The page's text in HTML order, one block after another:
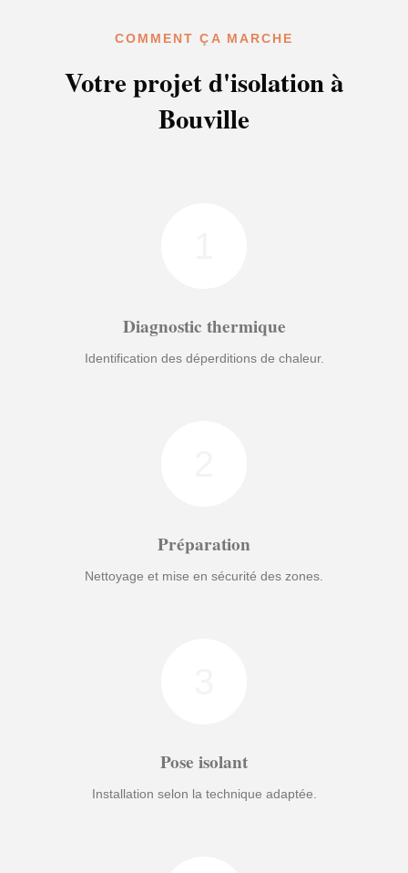
COMMENT ÇA MARCHE
Votre projet d'isolation à
Bouville
Diagnostic thermique
Identification des déperditions de chaleur.
Préparation
Nettoyage et mise en sécurité des zones.
Pose isolant
Installation selon la technique adaptée.